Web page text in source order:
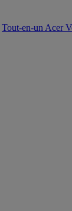
Tout-en-un Acer